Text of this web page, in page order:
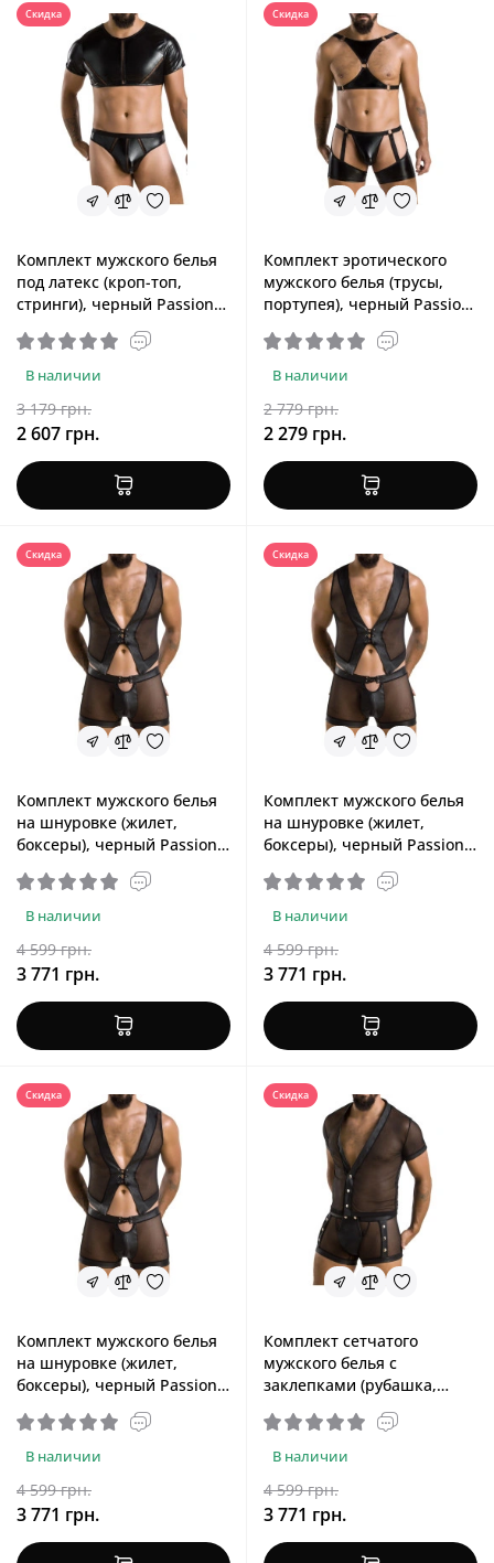
Скидка
Комплект мужского белья
под латекс (кроп-топ,
стринги), черный Passion
057 Set Peter Black, S/M
В наличии
3 179 грн.
2 607 грн.
Скидка
Комплект эротического
мужского белья (трусы,
портупея), черный Passion
047 Set John Black, L/XL
В наличии
2 779 грн.
2 279 грн.
Скидка
Комплект мужского белья
на шнуровке (жилет,
боксеры), черный Passion
053 Set William Black, S/M
В наличии
4 599 грн.
3 771 грн.
Скидка
Комплект мужского белья
на шнуровке (жилет,
боксеры), черный Passion
053 Set William Black, L/XL
В наличии
4 599 грн.
3 771 грн.
Скидка
Комплект мужского белья
на шнуровке (жилет,
боксеры), черный Passion
053 Set William Black,
XXL/XXXL
В наличии
4 599 грн.
3 771 грн.
Скидка
Комплект сетчатого
мужского белья с
заклепками (рубашка,
боксеры), черный Passion
052 Set Michael Black,
XXL/XXXL
В наличии
4 599 грн.
3 771 грн.